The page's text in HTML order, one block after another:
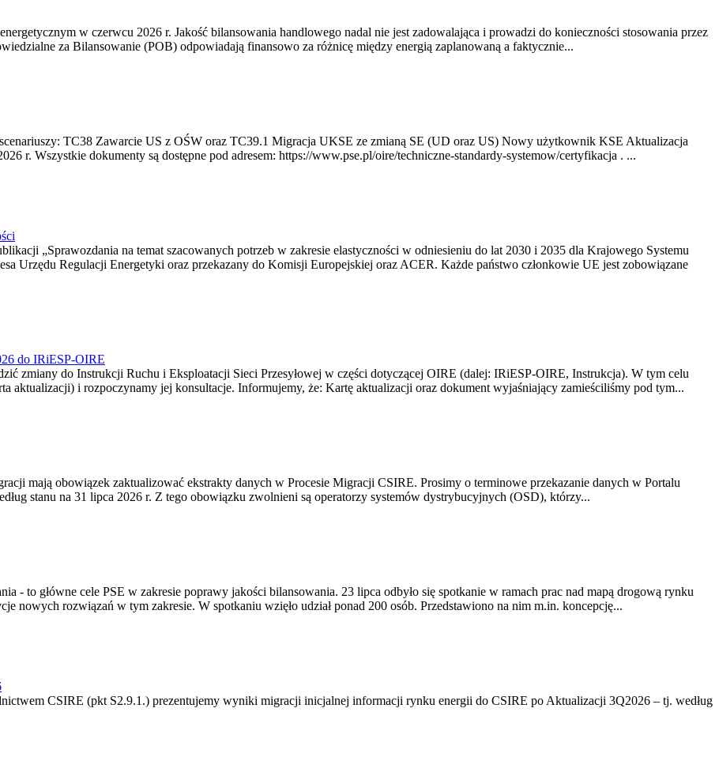
w czerwcu 2026 r. Jakość bilansowania handlowego nadal nie jest zadowalająca i prowadzi do konieczności stosowania przez
za Bilansowanie (POB) odpowiadają finansowo za różnicę między energią zaplanowaną a faktycznie...
TC38 Zawarcie US z OŚW oraz TC39.1 Migracja UKSE ze zmianą SE (UD oraz US) Nowy użytkownik KSE Aktualizacja
r. Wszystkie dokumenty są dostępne pod adresem: https://www.pse.pl/oire/techniczne-standardy-systemow/certyfikacja . ...
„Sprawozdania na temat szacowanych potrzeb w zakresie elastyczności w odniesieniu do lat 2030 i 2035 dla Krajowego Systemu
Urzędu Regulacji Energetyki oraz przekazany do Komisji Europejskiej oraz ACER. Każde państwo członkowie UE jest zobowiązane
do IRiESP-OIRE
zmiany do Instrukcji Ruchu i Eksploatacji Sieci Przesyłowej w części dotyczącej OIRE (dalej: IRiESP-OIRE, Instrukcja). W tym celu
aktualizacji) i rozpoczynamy jej konsultacje. Informujemy, że: Kartę aktualizacji oraz dokument wyjaśniający zamieściliśmy pod tym...
mają obowiązek zaktualizować ekstrakty danych w Procesie Migracji CSIRE. Prosimy o terminowe przekazanie danych w Portalu
stanu na 31 lipca 2026 r. Z tego obowiązku zwolnieni są operatorzy systemów dystrybucyjnych (OSD), którzy...
- to główne cele PSE w zakresie poprawy jakości bilansowania. 23 lipca odbyło się spotkanie w ramach prac nad mapą drogową rynku
nowych rozwiązań w tym zakresie. W spotkaniu wzięło udział ponad 200 osób. Przedstawiono na nim m.in. koncepcję...
CSIRE (pkt S2.9.1.) prezentujemy wyniki migracji inicjalnej informacji rynku energii do CSIRE po Aktualizacji 3Q2026 – tj. według